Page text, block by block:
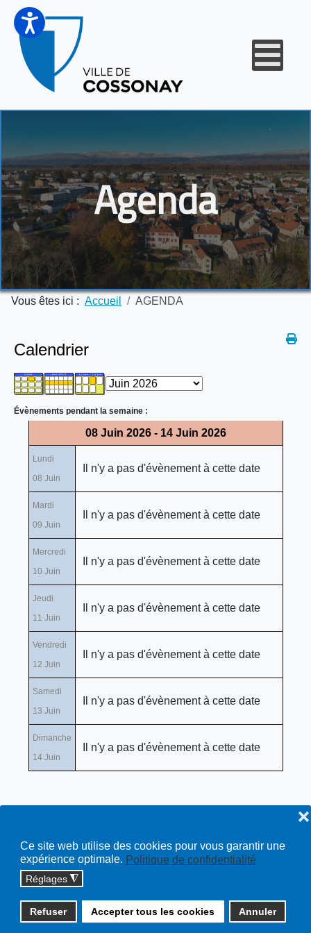
Ce site web utilise des cookies pour vous garantir une
expérience optimale. Politique de confidentialité
Réglages ◮
Refuser Accepter tous les cookies Annuler
❌
Agenda
Vous êtes ici : Accueil AGENDA
Calendrier
Évènements pendant la semaine :
08 Juin 2026 - 14 Juin 2026
Lundi
08 Juin
Il n'y a pas d'évènement à cette date
Mardi
09 Juin
Il n'y a pas d'évènement à cette date
Mercredi
10 Juin
Il n'y a pas d'évènement à cette date
Jeudi
11 Juin
Il n'y a pas d'évènement à cette date
Vendredi
12 Juin
Il n'y a pas d'évènement à cette date
Samedi
13 Juin
Il n'y a pas d'évènement à cette date
Dimanche
14 Juin
Il n'y a pas d'évènement à cette date
Copyright © 2026 cossonay.ch - tous droits réservés | site :
solutions informatiques